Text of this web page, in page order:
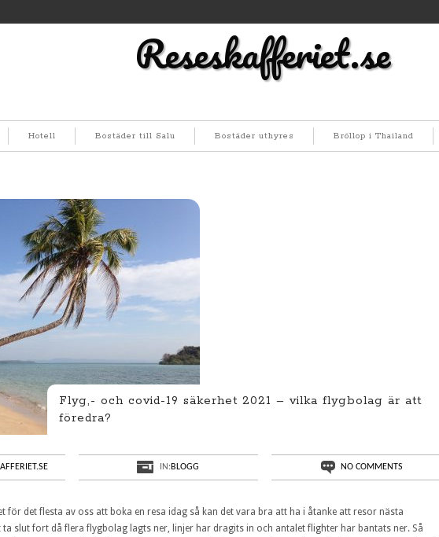
Reseskafferiet.se
Hotell Bostäder till Salu Bostäder uthyres Bröllop i Thailand
Flyg,- och covid-19 säkerhet 2021 – vilka flygbolag är att
föredra?
IN:BLOGG NO COMMENTS
för det flesta av oss att boka en resa idag så kan det vara bra att ha i åtanke att resor nästa
slut fort då flera flygbolag lagts ner, linjer har dragits in och antalet flighter har bantats ner. Så